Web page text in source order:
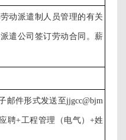
动派遣制人员管理的有关
遣公司签订劳动合同。薪
邮件形式发送至jjgcc@bjm
聘+工程管理（电气）+姓